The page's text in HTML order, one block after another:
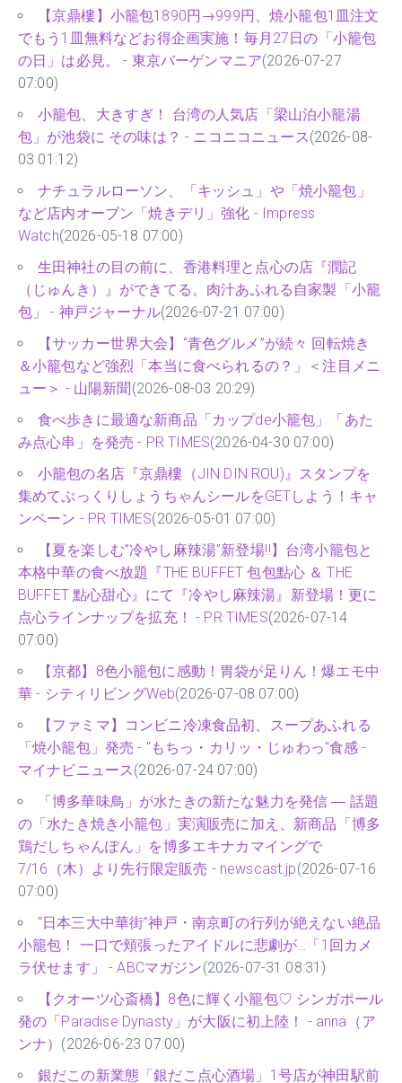
【京鼎樓】小籠包1890円→999円、焼小籠包1皿注文
でもう1皿無料などお得企画実施！毎月27日の「小籠包
の日」は必見。 - 東京バーゲンマニア(2026-07-27
07:00)
小籠包、大きすぎ！ 台湾の人気店「梁山泊小籠湯
包」が池袋に その味は？ - ニコニコニュース(2026-08-
03 01:12)
ナチュラルローソン、「キッシュ」や「焼小籠包」
など店内オーブン「焼きデリ」強化 - Impress
Watch(2026-05-18 07:00)
生田神社の目の前に、香港料理と点心の店『潤記
（じゅんき）』ができてる。肉汁あふれる自家製「小籠
包」 - 神戸ジャーナル(2026-07-21 07:00)
【サッカー世界大会】“青色グルメ”が続々 回転焼き
＆小籠包など強烈「本当に食べられるの？」＜注目メニ
ュー＞ - 山陽新聞 (2026-08-03 20:29)
食べ歩きに最適な新商品「カップde小籠包」「あた
み点心串」を発売 - PR TIMES(2026-04-30 07:00)
小籠包の名店『京鼎樓（JIN DIN ROU)』スタンプを
集めてぷっくりしょうちゃんシールをGETしよう！キャ
ンペーン - PR TIMES(2026-05-01 07:00)
【夏を楽しむ”冷やし麻辣湯”新登場‼】台湾小籠包と
本格中華の食べ放題『THE BUFFET 包包點心 ＆ THE
BUFFET 點心甜心』にて『冷やし麻辣湯』新登場！更に
点心ラインナップを拡充！ - PR TIMES(2026-07-14
07:00)
【京都】8色小籠包に感動！胃袋が足りん！爆エモ中
華 - シティリビングWeb(2026-07-08 07:00)
【ファミマ】コンビニ冷凍食品初、スープあふれる
「焼小籠包」発売 - "もちっ・カリッ・じゅわっ"食感 -
マイナビニュース(2026-07-24 07:00)
「博多華味鳥」が水たきの新たな魅力を発信 ― 話題
の「水たき焼き小籠包」実演販売に加え、新商品「博多
鶏だしちゃんぽん」を博多エキナカマイングで
7/16（木）より先行限定販売 - newscast.jp(2026-07-16
07:00)
“日本三大中華街”神戸・南京町の行列が絶えない絶品
小籠包！ 一口で頬張ったアイドルに悲劇が…「1回カメ
ラ伏せます」 - ABCマガジン(2026-07-31 08:31)
【クオーツ心斎橋】8色に輝く小籠包♡ シンガポール
発の「Paradise Dynasty」が大阪に初上陸！ - anna（ア
ンナ） (2026-06-23 07:00)
銀だこの新業態「銀だこ点心酒場」1号店が神田駅前